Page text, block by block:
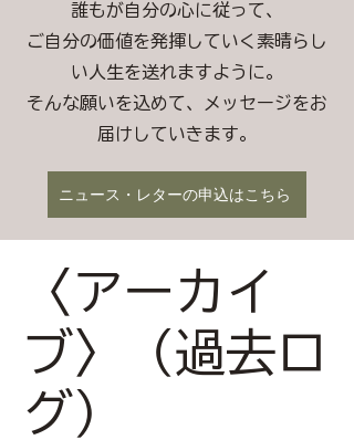
誰もが自分の心に従って、
ご自分の価値を発揮していく素晴らし
い人生を送れますように。
そんな願いを込めて、メッセージをお
届けしていきます。
ニュース・レターの申込はこちら
〈アーカイ
ブ〉（過去ロ
グ）